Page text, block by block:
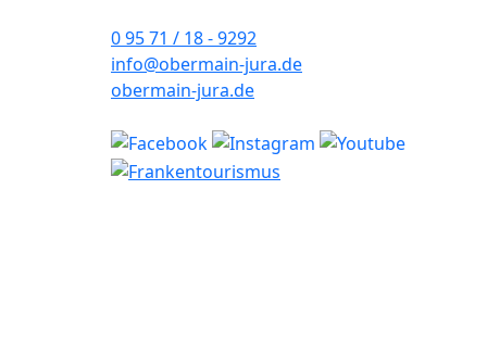
0 95 71 / 18 - 9292
info@obermain-jura.de
obermain-jura.de